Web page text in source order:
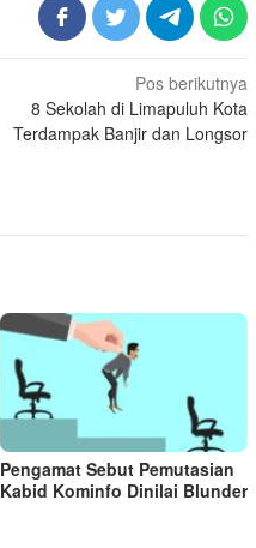
Pos berikutnya
8 Sekolah di Limapuluh Kota
Terdampak Banjir dan Longsor
Pengamat Sebut Pemutasian
Kabid Kominfo Dinilai Blunder